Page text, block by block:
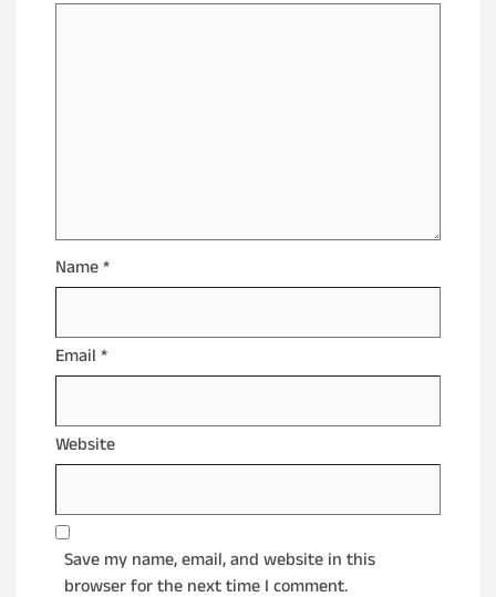
Name*
Email *
Website
Save my name, email, and website in this
browser for the next time I comment.